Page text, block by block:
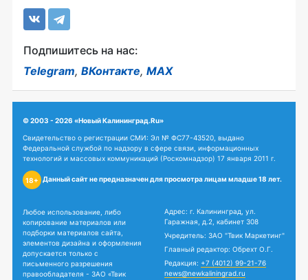
Подпишитесь на нас:
Telegram, ВКонтакте, MAX
© 2003 - 2026 «Новый Калининград.Ru»
Свидетельство о регистрации СМИ: Эл № ФС77-43520, выдано
Федеральной службой по надзору в сфере связи, информационных
технологий и массовых коммуникаций (Роскомнадзор) 17 января 2011 г.
18+ Данный сайт не предназначен для просмотра лицам младше 18 лет.
Любое использование, либо
копирование материалов или
подборки материалов сайта,
элементов дизайна и оформления
допускается только с
письменного разрешения
правообладателя - ЗАО «Твик
Адрес: г. Калининград, ул.
Гаражная, д.2, кабинет 308
Учредитель: ЗАО "Твик Маркетинг"
Главный редактор: Обрехт О.Г.
Редакция: +7 (4012) 99-21-76
news@newkaliningrad.ru